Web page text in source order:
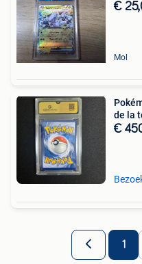
€
Mol
de la
€
1